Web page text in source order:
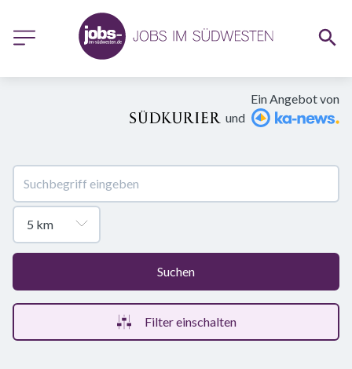
Ein Angebot von
und
Suchen
Filter einschalten